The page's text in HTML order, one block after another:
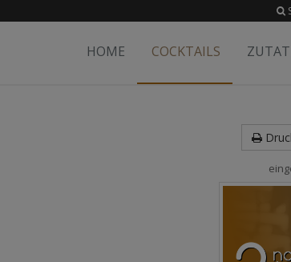
HOME COCKTAILS